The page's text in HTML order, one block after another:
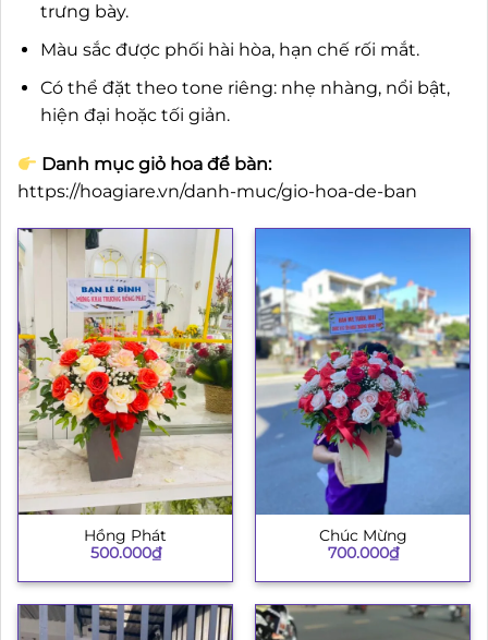
trưng bày.
Màu sắc được phối hài hòa, hạn chế rối mắt.
Có thể đặt theo tone riêng: nhẹ nhàng, nổi bật,
hiện đại hoặc tối giản.
Danh mục giỏ hoa để bàn:
https://hoagiare.vn/danh-muc/gio-hoa-de-ban
Hồng Phát
500.000₫
Chúc Mừng
700.000₫